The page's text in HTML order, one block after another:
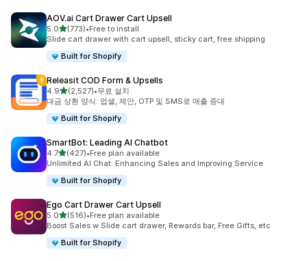
AOV.ai Cart Drawer Cart Upsell
5.0별 5개 중
(773)
총 리뷰 773개
•Free to install
Slide cart drawer with cart upsell, sticky cart, free shipping
Built for Shopify
Releasit COD Form & Upsells
4.9별 5개 중
(2,527)
총 리뷰 2527개
•무료 설치
대금 상환 양식: 업셀, 제안, OTP 및 SMS로 매출 증대
Built for Shopify
SmartBot: Leading AI Chatbot
4.7별 5개 중
(427)
총 리뷰 427개
•Free plan available
Unlimited AI Chat: Enhancing Sales and Improving Service
Built for Shopify
Ego Cart Drawer Cart Upsell
5.0별 5개 중
(516)
총 리뷰 516개
•Free plan available
Boost Sales w Slide cart drawer, Rewards bar, Free Gifts, etc
Built for Shopify